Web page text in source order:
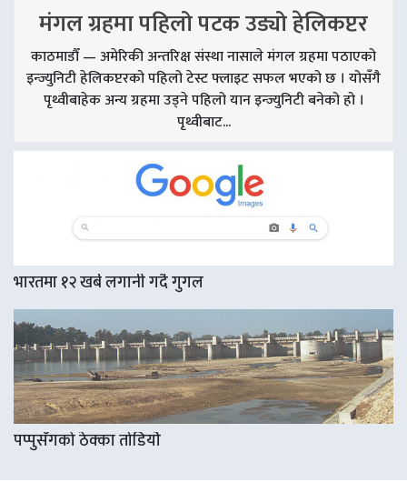
मंगल ग्रहमा पहिलो पटक उड्यो हेलिकप्टर
काठमाडौँ — अमेरिकी अन्तरिक्ष संस्था नासाले मंगल ग्रहमा पठाएको
इन्ज्युनिटी हेलिकप्टरको पहिलो टेस्ट फ्लाइट सफल भएको छ । योसँगै
पृथ्वीबाहेक अन्य ग्रहमा उड्ने पहिलो यान इन्ज्युनिटी बनेको हो ।
पृथ्वीबाट...
भारतमा १२ खर्ब लगानी गर्दै गुगल
पप्पुसँगको ठेक्का तोडियोे